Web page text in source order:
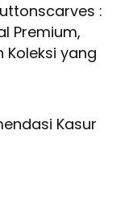
:
Premium,
Koleksi yang
Kasur